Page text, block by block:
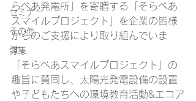
セミナー
その他
募集
らべあ発電所」を寄贈する「そらべあ
スマイルプロジェクト」を企業の皆様
からのご支援により取り組んでいま
す。
「そらべあスマイルプロジェクト」の
趣旨に賛同し、太陽光発電設備の設置
や子どもたちへの環境教育活動&エコア